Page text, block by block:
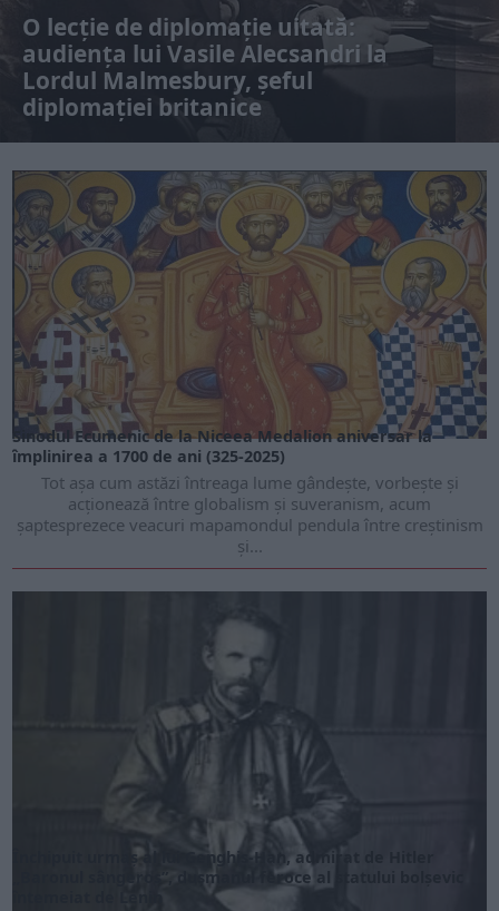
O lecție de diplomație uitată:
audiența lui Vasile Alecsandri la
Lordul Malmesbury, șeful
diplomației britanice
Sinodul Ecumenic de la Niceea Medalion aniversar la
împlinirea a 1700 de ani (325-2025)
Tot așa cum astăzi întreaga lume gândește, vorbește și
acționează între globalism și suveranism, acum
șaptesprezece veacuri mapamondul pendula între creștinism
și...
Închipuit urmaș al lui Genghis-Han, admirat de Hitler
„Baronul sângeros”, dușmanul feroce al statului bolșevic